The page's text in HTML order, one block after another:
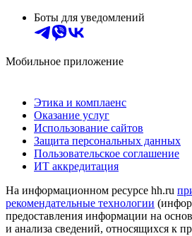
Боты для уведомлений
Мобильное приложение
Этика и комплаенс
Оказание услуг
Использование сайтов
Защита персональных данных
Пользовательское соглашение
ИТ аккредитация
На информационном ресурсе hh.ru
рекомендательные технологии
предоставления информации на
и анализа сведений, относящихся к